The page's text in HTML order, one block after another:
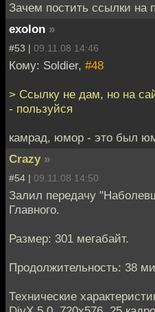
Зачем постить ссылки на
exolon »
#53 | 09.11.08 14:46
Кому: Soldier, #48
> Ссылку не дам, но на
- пользуйся
камрад, юмор - это был
Crazy »
#54 | 09.11.08 14:50
Залил передачу
Главного.
Размер: 301 мегабайт.
Продолжительность: 38
Технические